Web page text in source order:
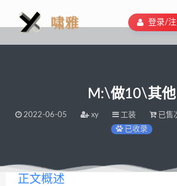
登录/注
M:\做10\其他
2022-06-05 xy 工装 已售
已收录
正文概述